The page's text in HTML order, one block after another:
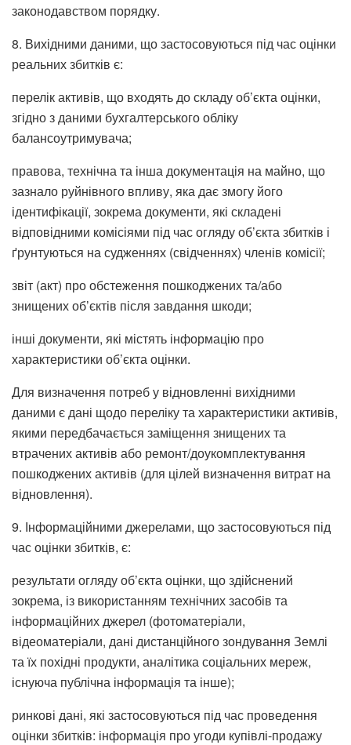
законодавством порядку.
8. Вихідними даними, що застосовуються під час оцінки
реальних збитків є:
перелік активів, що входять до складу об’єкта оцінки,
згідно з даними бухгалтерського обліку
балансоутримувача;
правова, технічна та інша документація на майно, що
зазнало руйнівного впливу, яка дає змогу його
ідентифікації, зокрема документи, які складені
відповідними комісіями під час огляду об’єкта збитків і
ґрунтуються на судженнях (свідченнях) членів комісії;
звіт (акт) про обстеження пошкоджених та/або
знищених об’єктів після завдання шкоди;
інші документи, які містять інформацію про
характеристики об’єкта оцінки.
Для визначення потреб у відновленні вихідними
даними є дані щодо переліку та характеристики активів,
якими передбачається заміщення знищених та
втрачених активів або ремонт/доукомплектування
пошкоджених активів (для цілей визначення витрат на
відновлення).
9. Інформаційними джерелами, що застосовуються під
час оцінки збитків, є:
результати огляду об’єкта оцінки, що здійснений
зокрема, із використанням технічних засобів та
інформаційних джерел (фотоматеріали,
відеоматеріали, дані дистанційного зондування Землі
та їх похідні продукти, аналітика соціальних мереж,
існуюча публічна інформація та інше);
ринкові дані, які застосовуються під час проведення
оцінки збитків: інформація про угоди купівлі-продажу